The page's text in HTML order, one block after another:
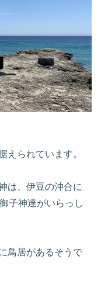
られています。
は、伊豆の沖合に
子神達がいらっし
鳥居があるそうで